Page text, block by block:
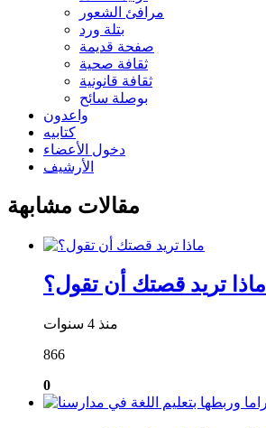
مرافئ الشعور
بتلة ورد
صفحة قديمة
ثقافة صحية
ثقافة قانونية
بوصلة سائح
واعدون
كتابيه
دخول الأعضاء
الأرشيف
مقالات مشابهة
ماذا تريد قصتك أن تقول؟
منذ 4 سنوات
866
0